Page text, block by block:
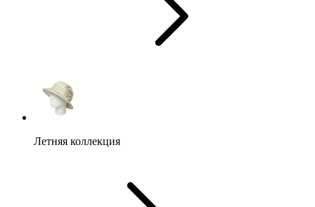
Летняя коллекция